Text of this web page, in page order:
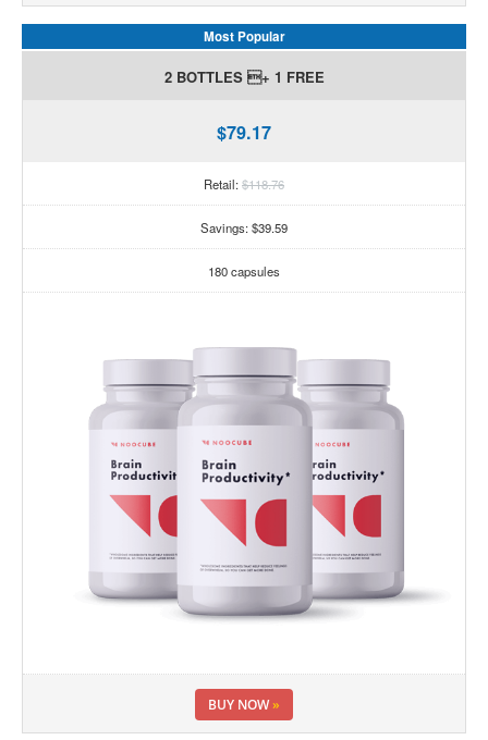
Most Popular
2 BOTTLES + 1 FREE
$79.17
Retail:$118.76
Savings: $39.59
180 capsules
BUY NOW»